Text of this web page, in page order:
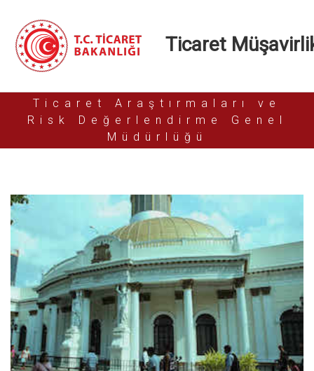
Ticaret
Ticaret Araştırmaları ve
Risk Değerlendirme Genel
Müdürlüğü